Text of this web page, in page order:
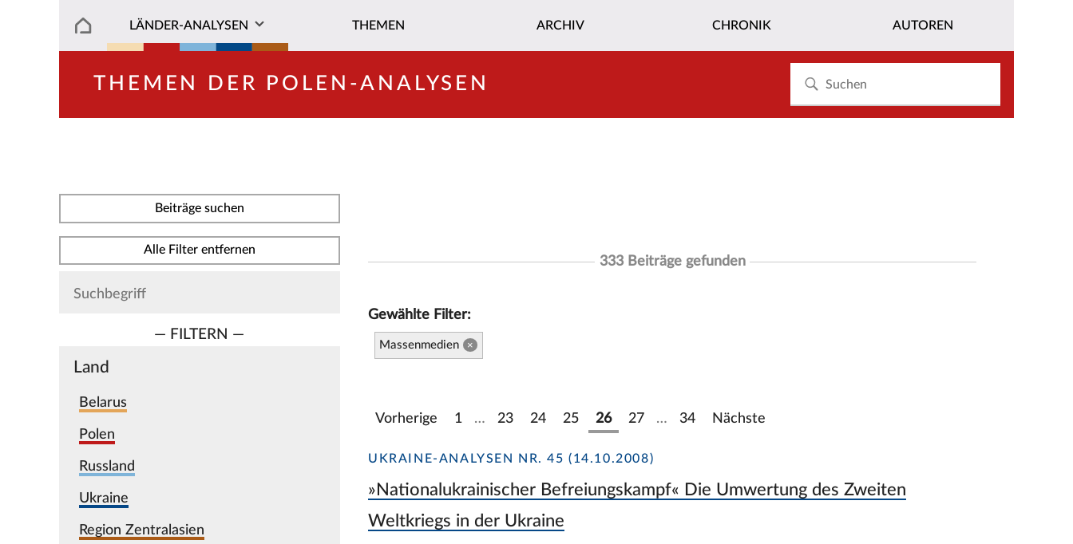
LÄNDER-ANALYSEN THEMEN ARCHIV CHRONIK AUTOREN
THEMEN DER POLEN-ANALYSEN
Beiträge suchen
Alle Filter entfernen
— FILTERN —
Land
Belarus
Polen
Russland
Ukraine
Region Zentralasien
333 Beiträge gefunden
Gewählte Filter:
Massenmedien ×
Vorherige 1 … 23 24 25 26 27 … 34 Nächste
UKRAINE-ANALYSEN NR. 45 (14.10.2008)
»Nationalukrainischer Befreiungskampf« Die Umwertung des Zweiten
Weltkriegs in der Ukraine